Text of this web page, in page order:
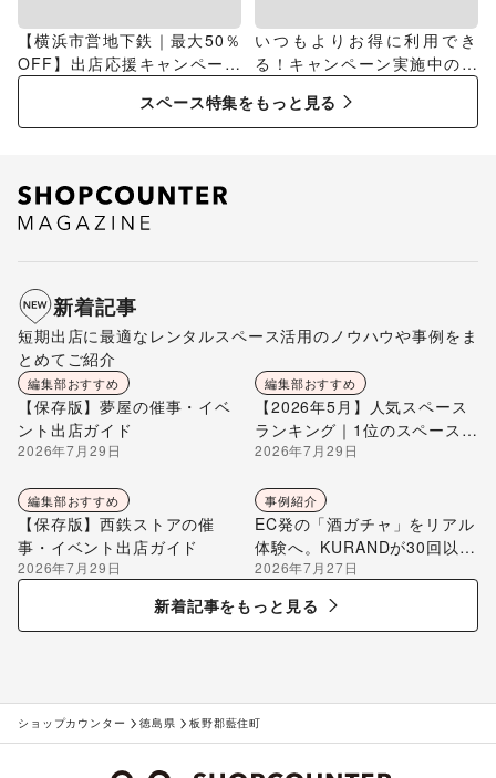
【横浜市営地下鉄｜最大50％
OFF】出店応援キャンペーン
特集
いつもよりお得に利用でき
る！キャンペーン実施中のス
スペース特集をもっと見る
新着記事
短期出店に最適なレンタルスペース活用のノウハウや事例をま
とめてご紹介
編集部おすすめ
【保存版】夢屋の催事・イベ
ント出店ガイド
2026年7月29日
編集部おすすめ
【2026年5月】人気スペース
ランキング｜1位のスペースを
編集部が解説
2026年7月29日
編集部おすすめ
【保存版】西鉄ストアの催
事・イベント出店ガイド
2026年7月29日
事例紹介
EC発の「酒ガチャ」をリアル
体験へ。KURANDが30回以上
のポップアップ出店で届け
る“新しいお酒との出会い”
2026年7月27日
新着記事をもっと見る
ショップカウンター 徳島県 板野郡藍住町